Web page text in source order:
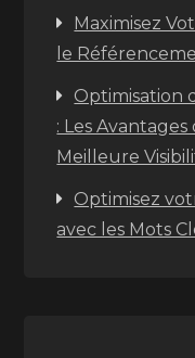
Maximisez
le
Optimisation
: Les
Meilleure
Optimisez
avec les Mots